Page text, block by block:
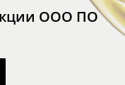
ООО ПО